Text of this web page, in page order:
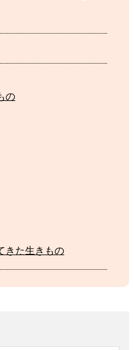
の
きた生きもの